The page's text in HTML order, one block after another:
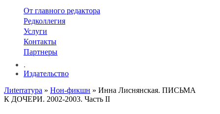
От главного редактора
Редколлегия
Услуги
Контакты
Партнеры
.
Издательство
Лиterraтура » Нон-фикшн » Инна Лиснянская. ПИСЬМА
К ДОЧЕРИ. 2002-2003. Часть II